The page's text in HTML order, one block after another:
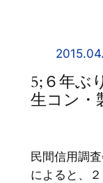
5;６年ぶ
生コン・
民間信用調
によると、